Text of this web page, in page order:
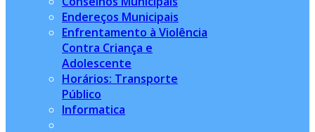
Endereços Municipais
Enfrentamento à Violência
Contra Criança e
Adolescente
Horários: Transporte
Público
Informatica